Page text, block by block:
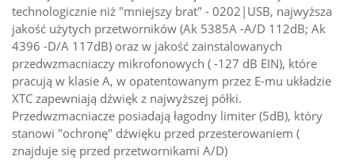
technologicznie niż "mniejszy brat" - 0202|USB, najwyższa
jakość użytych przetworników (Ak 5385A -A/D 112dB; Ak
4396 -D/A 117dB) oraz w jakość zainstalowanych
przedwzmacniaczy mikrofonowych ( -127 dB EIN), które
pracują w klasie A, w opatentowanym przez E-mu układzie
XTC zapewniają dźwięk z najwyższej półki.
Przedwzmacniacze posiadają łagodny limiter (5dB), który
stanowi "ochronę" dźwięku przed przesterowaniem (
znajduje się przed przetwornikami A/D)